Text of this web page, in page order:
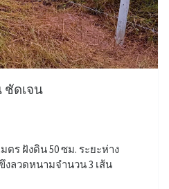
ชัดเจน
มตร ฝังดิน 50 ซม. ระยะห่าง
ขึงลวดหนามจำนวน 3 เส้น